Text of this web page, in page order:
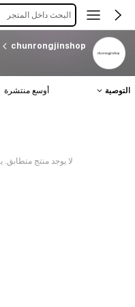
البحث داخل المتجر
chunrongjinshop
التوصية أوسع منتشرة
لا يوجد منتج